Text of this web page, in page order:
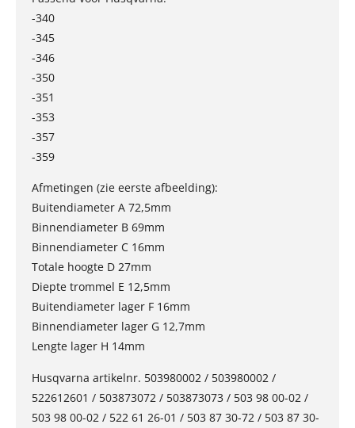
-340
-345
-346
-350
-351
-353
-357
-359
Afmetingen (zie eerste afbeelding):
Buitendiameter A 72,5mm
Binnendiameter B 69mm
Binnendiameter C 16mm
Totale hoogte D 27mm
Diepte trommel E 12,5mm
Buitendiameter lager F 16mm
Binnendiameter lager G 12,7mm
Lengte lager H 14mm
Husqvarna artikelnr. 503980002 / 503980002 /
522612601 / 503873072 / 503873073 / 503 98 00-02 /
503 98 00-02 / 522 61 26-01 / 503 87 30-72 / 503 87 30-